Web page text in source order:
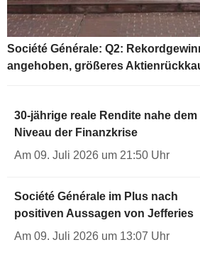
Société Générale: Q2:
angehoben, größeres
30-jährige reale Rendite nahe dem
Niveau der Finanzkrise
Am 09. Juli 2026 um 21:50 Uhr
Société Générale im Plus nach
positiven Aussagen von Jefferies
Am 09. Juli 2026 um 13:07 Uhr